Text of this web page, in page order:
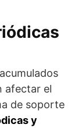
afectar el
de soporte
y